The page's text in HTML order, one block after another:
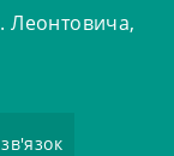
Леонтовича,